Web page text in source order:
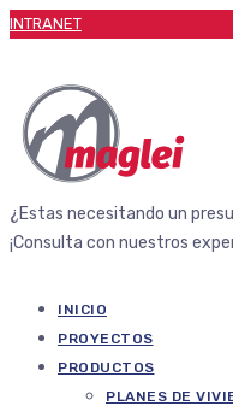
INTRANET
¿Estas necesitando un
¡Consulta con nuestros
INICIO
PROYECTOS
PRODUCTOS
PLANES DE